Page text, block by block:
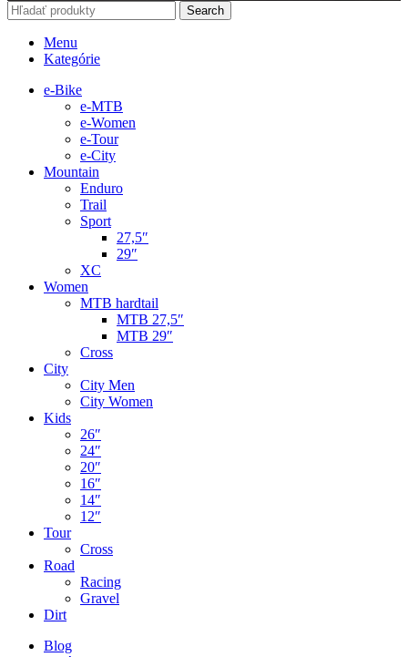
Search
Menu
Kategórie
e-Bike
e-MTB
e-Women
e-Tour
e-City
Mountain
Enduro
Trail
Sport
27,5″
29″
XC
Women
MTB hardtail
MTB 27,5″
MTB 29″
Cross
City
City Men
City Women
Kids
26″
24″
20″
16″
14″
12″
Tour
Cross
Road
Racing
Gravel
Dirt
Blog